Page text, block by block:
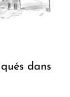
dans